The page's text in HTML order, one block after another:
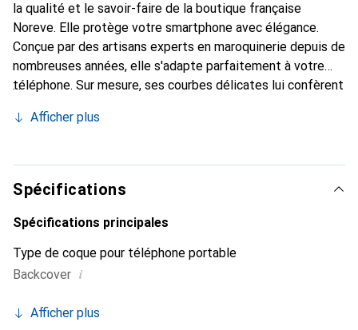
la qualité et le savoir-faire de la boutique française
Noreve. Elle protège votre smartphone avec élégance.
Conçue par des artisans experts en maroquinerie depuis de
nombreuses années, elle s'adapte parfaitement à votre
téléphone. Sur mesure, ses courbes délicates lui confèrent
et indispensable pour votre smartphone. Reconnaître
marque Noreve est un choix sûr pour une clientèle
exigeante.
Afficher plus
Spécifications
Spécifications principales
Type de coque pour téléphone portable
Backcover i
Afficher plus